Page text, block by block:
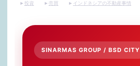
投資 売買 インドネシアの不動産事情
SINARMAS GROUP / BSD CITY